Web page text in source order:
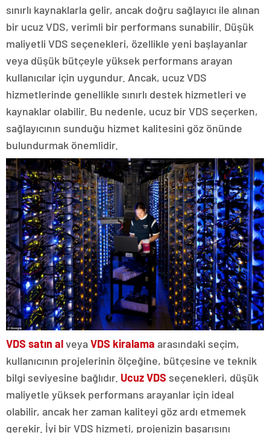
sınırlı kaynaklarla gelir, ancak doğru sağlayıcı ile alınan
bir ucuz VDS, verimli bir performans sunabilir. Düşük
maliyetli VDS seçenekleri, özellikle yeni başlayanlar
veya düşük bütçeyle yüksek performans arayan
kullanıcılar için uygundur. Ancak, ucuz VDS
hizmetlerinde genellikle sınırlı destek hizmetleri ve
kaynaklar olabilir. Bu nedenle, ucuz bir VDS seçerken,
sağlayıcının sunduğu hizmet kalitesini göz önünde
bulundurmak önemlidir.
VDS satın alveyaVDS kiralama arasındaki seçim,
kullanıcının projelerinin ölçeğine, bütçesine ve teknik
bilgi seviyesine bağlıdır. Ucuz VDS seçenekleri, düşük
maliyetle yüksek performans arayanlar için ideal
olabilir, ancak her zaman kaliteyi göz ardı etmemek
gerekir. İyi bir VDS hizmeti, projenizin başarısını